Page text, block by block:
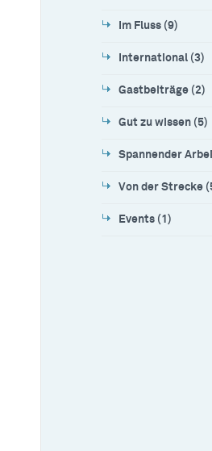
Im Fluss (9)
International (3)
Gastbeiträge (2)
Gut zu wissen (5)
Spannender
Von der Strecke
Events (1)